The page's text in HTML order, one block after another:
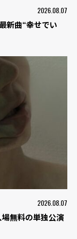
2026.08.07
新曲“幸せでい
2026.08.07
無料の単独公演